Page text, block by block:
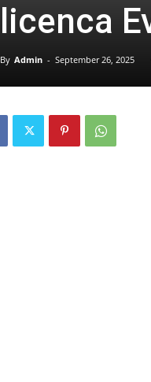
licenca
By Admin - September 26, 2025